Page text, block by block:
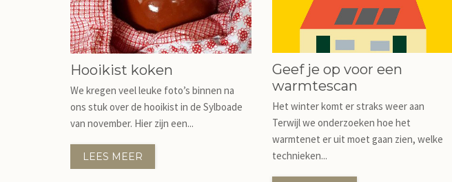
Hooikist koken
We kregen veel leuke foto’s binnen na
ons stuk over de hooikist in de Sylboade
van november. Hier zijn een...
LEES MEER
Geef je op voor een
warmtescan
Het winter komt er straks weer aan
Terwijl we onderzoeken hoe het
warmtenet er uit moet gaan zien, welke
technieken...